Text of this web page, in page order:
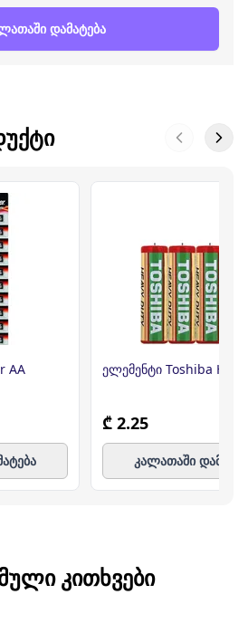
დამატება
AA
ელემენტი Toshiba HD
₾ 2.25
კალათაში
ᲙᲘᲗᲮᲕᲔᲑᲘ